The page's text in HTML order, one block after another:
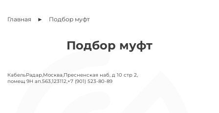
Главная Подбор муфт
Подбор муфт
КабельРадар,Москва,Пресненская наб, д 10 стр 2,
помещ 9Н ап.563,123112,+7 (901) 523-80-89